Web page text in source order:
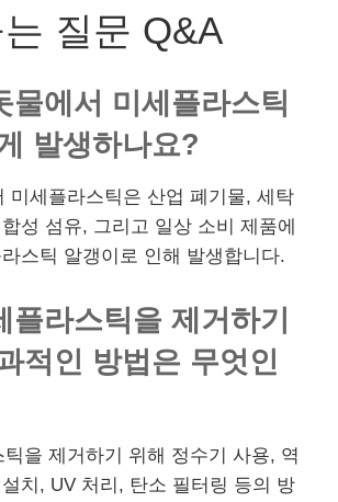
질문 Q&A
물에서 미세플라스틱
발생하나요?
미세플라스틱은 산업 폐기물, 세탁
성 섬유, 그리고 일상 소비 제품에
스틱 알갱이로 인해 발생합니다.
플라스틱을 제거하기
적인 방법은 무엇인
을 제거하기 위해 정수기 사용, 역
치, UV 처리, 탄소 필터링 등의 방